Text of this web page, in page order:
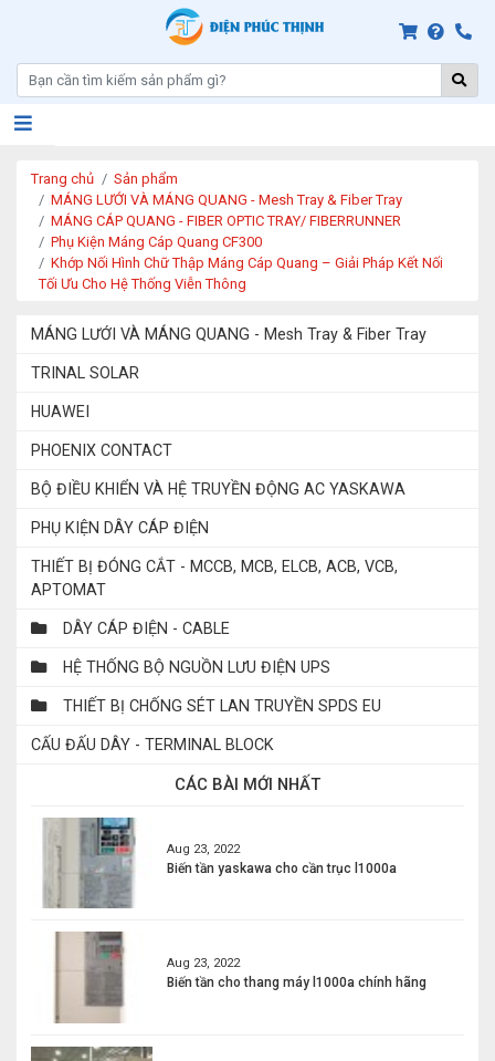
Trang chủ
Sản phẩm
MÁNG LƯỚI VÀ MÁNG QUANG - Mesh Tray & Fiber Tray
MÁNG CÁP QUANG - FIBER OPTIC TRAY/ FIBERRUNNER
Phụ Kiện Máng Cáp Quang CF300
Khớp Nối Hình Chữ Thập Máng Cáp Quang – Giải Pháp Kết Nối
Tối Ưu Cho Hệ Thống Viễn Thông
MÁNG LƯỚI VÀ MÁNG QUANG - Mesh Tray & Fiber Tray
TRINAL SOLAR
HUAWEI
PHOENIX CONTACT
BỘ ĐIỀU KHIỂN VÀ HỆ TRUYỀN ĐỘNG AC YASKAWA
PHỤ KIỆN DÂY CÁP ĐIỆN
THIẾT BỊ ĐÓNG CẮT - MCCB, MCB, ELCB, ACB, VCB,
APTOMAT
DÂY CÁP ĐIỆN - CABLE
HỆ THỐNG BỘ NGUỒN LƯU ĐIỆN UPS
THIẾT BỊ CHỐNG SÉT LAN TRUYỀN SPDS EU
CẤU ĐẤU DÂY - TERMINAL BLOCK
CÁC BÀI MỚI NHẤT
Aug 23, 2022
Biến tần yaskawa cho cần trục l1000a
Aug 23, 2022
Biến tần cho thang máy l1000a chính hãng